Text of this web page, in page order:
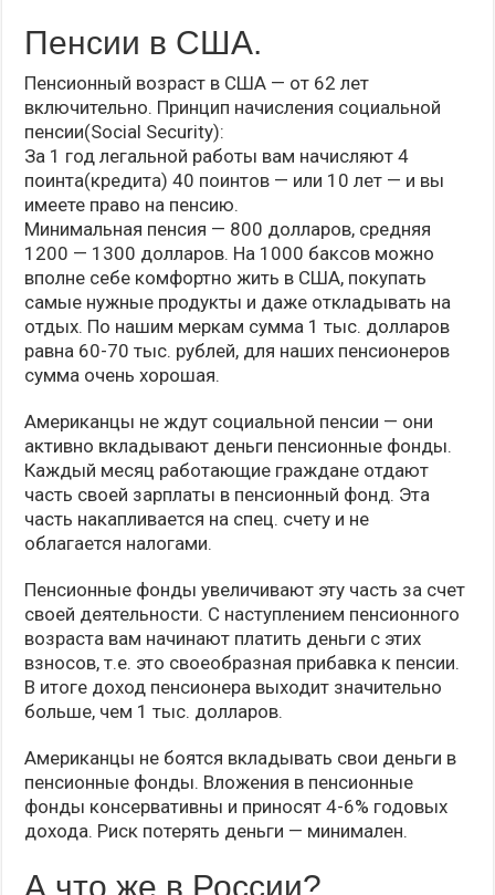
Пенсии в США.
Пенсионный возраст в США — от 62 лет
включительно. Принцип начисления социальной
пенсии(Social Security):
За 1 год легальной работы вам начисляют 4
поинта(кредита) 40 поинтов — или 10 лет — и вы
имеете право на пенсию.
Минимальная пенсия — 800 долларов, средняя
1200 — 1300 долларов. На 1000 баксов можно
вполне себе комфортно жить в США, покупать
самые нужные продукты и даже откладывать на
отдых. По нашим меркам сумма 1 тыс. долларов
равна 60-70 тыс. рублей, для наших пенсионеров
сумма очень хорошая.
Американцы не ждут социальной пенсии — они
активно вкладывают деньги пенсионные фонды.
Каждый месяц работающие граждане отдают
часть своей зарплаты в пенсионный фонд. Эта
часть накапливается на спец. счету и не
облагается налогами.
Пенсионные фонды увеличивают эту часть за счет
своей деятельности. С наступлением пенсионного
возраста вам начинают платить деньги с этих
взносов, т.е. это своеобразная прибавка к пенсии.
В итоге доход пенсионера выходит значительно
больше, чем 1 тыс. долларов.
Американцы не боятся вкладывать свои деньги в
пенсионные фонды. Вложения в пенсионные
фонды консервативны и приносят 4-6% годовых
дохода. Риск потерять деньги — минимален.
А что же в России?